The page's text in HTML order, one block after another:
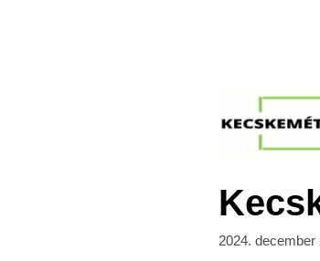
2024. december